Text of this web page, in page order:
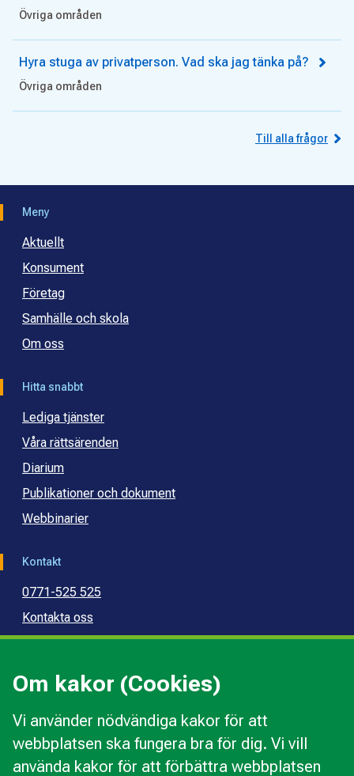
Om kakor (Cookies)
Vi använder nödvändiga kakor för att
webbplatsen ska fungera bra för dig. Vi vill
använda kakor för att förbättra webbplatsen
Övriga områden
Hyra stuga av privatperson. Vad ska jag tänka på?
Övriga områden
Till alla frågor
Meny
Aktuellt
Konsument
Företag
Samhälle och skola
Om oss
Hitta snabbt
Lediga tjänster
Våra rättsärenden
Diarium
Publikationer och dokument
Webbinarier
Kontakt
0771-525 525
Kontakta oss
Press
Kommunal budget- och skuldrådgivning